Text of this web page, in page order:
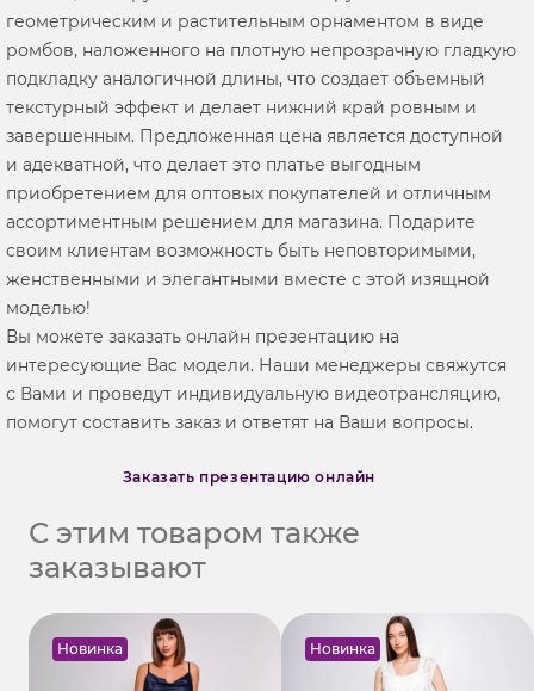
геометрическим и растительным орнаментом в виде
ромбов, наложенного на плотную непрозрачную гладкую
подкладку аналогичной длины, что создает объемный
текстурный эффект и делает нижний край ровным и
завершенным. Предложенная цена является доступной
и адекватной, что делает это платье выгодным
приобретением для оптовых покупателей и отличным
ассортиментным решением для магазина. Подарите
своим клиентам возможность быть неповторимыми,
женственными и элегантными вместе с этой изящной
моделью!
Вы можете заказать онлайн презентацию на
интересующие Вас модели. Наши менеджеры свяжутся
с Вами и проведут индивидуальную видеотрансляцию,
помогут составить заказ и ответят на Ваши вопросы.
Заказать презентацию онлайн
С этим товаром также
заказывают
Новинка Новинка